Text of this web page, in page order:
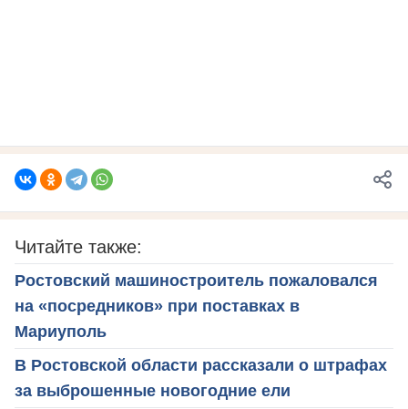
Читайте также:
Ростовский машиностроитель пожаловался
на «посредников» при поставках в
Мариуполь
В Ростовской области рассказали о штрафах
за выброшенные новогодние ели